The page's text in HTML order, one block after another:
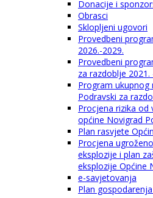
Donacije i
Obrasci
Sklopljeni ugovori
Provedbeni
2026.-2029.
Provedbeni
za razdoblje 2021.
Program ukupnog
Podravski za
Procjena rizika od
općine Novigrad
Plan rasvjete
Procjena
eksplozije i plan
eksplozije Općine
e-savjetovanja
Plan